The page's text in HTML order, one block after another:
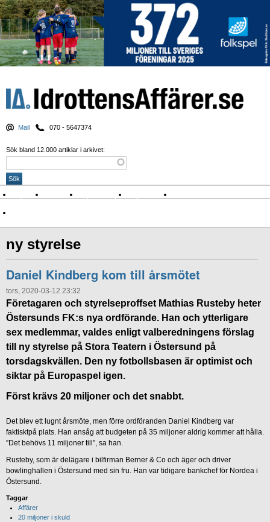
Mail 070 - 5647374
Sök bland 12.000 artiklar i arkivet:
Nyheter Krönikor Sport & spel Nyhetsbrev
ny styrelse
Daniel Kindberg kom till årsmötet
tors, 2020-03-12 23:32
Företagaren och styrelseproffset Mathias Rusteby heter
Östersunds FK:s nya ordförande. Han och ytterligare
sex medlemmar, valdes enligt valberedningens förslag
till ny styrelse på Stora Teatern i Östersund på
torsdagskvällen. Den ny fotbollsbasen är optimist och
siktar på Europaspel igen.
Först krävs 20 miljoner och det snabbt.
Det blev ett lugnt årsmöte, men förre ordföranden Daniel Kindberg var
faktisktpå plats. Han ansåg att budgeten på 35 miljoner aldrig kommer att hålla.
”Det behövs 11 miljoner till”, sa han.
Rusteby, som är delägare i bilfirman Berner & Co och äger och driver
bowlinghallen i Östersund med sin fru. Han var tidigare bankchef för Nordea i
Östersund.
Taggar
Affärer
20 miljoner i skuld